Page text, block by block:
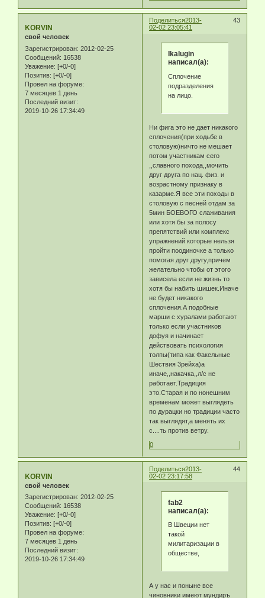
Поделиться 43
2013-
02-02 23:05:41
KORVIN
свой человек
Зарегистрирован: 2012-02-25
Сообщений: 16538
Уважение: [+0/-0]
Позитив: [+0/-0]
Провел на форуме:
7 месяцев 1 день
Последний визит:
2019-10-26 17:34:49
Ikalugin
написал(а):
Сплочение
подразделения
на лицо.
Ни фига это не дает никакого
сплочения(при ходьбе в
столовую)ничто не мешает
потом участникам сего
,,славного похода,,мочить
друг друга по нац. физ. и
возрастному признаку в
казарме.Я все эти походы в
столовую с песней отдам за
5мин БОЕВОГО слаживания
или хотя бы за полосу
препятствий или комплекс
упражнений которые нельзя
пройти поодиночке а только
помогая друг другу,причем
желательно чтобы от этого
зависела если не жизнь то
хотя бы набить шишек.Иначе
не будет никакого
сплочения.А подобные
марши с хуралами работают
только если участников
дофуя и начинает
действовать психология
толпы(типа как Факельные
Шествия 3рейха)а
иначе,,накачка,,л/с не
работает.Традиция
это.Старая и по нонешним
временам может выглядеть
по дурацки но традиции часто
так выглядят,а менять их
с....ть против ветру.
0
Поделиться 44
2013-
02-02 23:17:58
KORVIN
свой человек
Зарегистрирован: 2012-02-25
Сообщений: 16538
Уважение: [+0/-0]
Позитив: [+0/-0]
Провел на форуме:
7 месяцев 1 день
Последний визит:
2019-10-26 17:34:49
fab2
написал(а):
В Швеции нет
такой
милитаризации в
обществе,
А у нас и поныне все
чиновники имеют мундиръ